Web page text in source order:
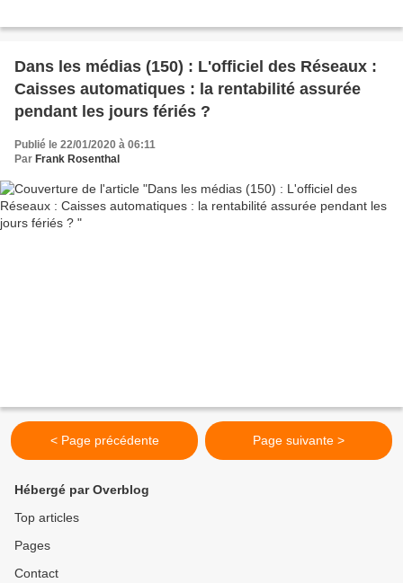
Dans les médias (150) : L'officiel des Réseaux :
Caisses automatiques : la rentabilité assurée
pendant les jours fériés ?
Publié le 22/01/2020 à 06:11
Par Frank Rosenthal
< Page précédente Page suivante >
Hébergé par Overblog
Top articles
Pages
Contact